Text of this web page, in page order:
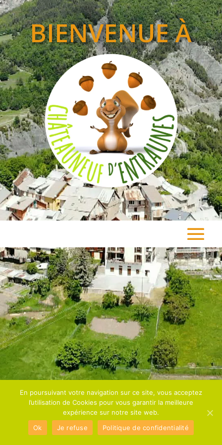
BIENVENUE À
En poursuivant votre navigation sur ce site, vous acceptez
l’utilisation de Cookies pour vous garantir la meilleure
expérience sur notre site web.
Ok
Je refuse Politique de confidentialité